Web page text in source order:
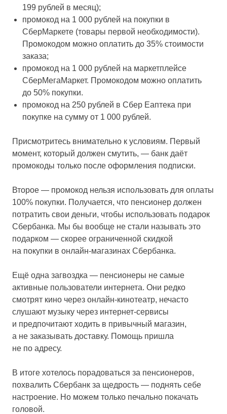
199 рублей в месяц);
промокод на 1 000 рублей на покупки в
СберМаркете (товары первой необходимости).
Промокодом можно оплатить до 35% стоимости
заказа;
промокод на 1 000 рублей на маркетплейсе
СберМегаМаркет. Промокодом можно оплатить
до 50% покупки.
промокод на 250 рублей в Сбер Еаптека при
покупке на сумму от 1 000 рублей.
Присмотритесь внимательно к условиям. Первый
момент, который должен смутить, — банк даёт
промокоды только после оформления подписки.
Второе — промокод нельзя использовать для оплаты
100% покупки. Получается, что пенсионер должен
потратить свои деньги, чтобы использовать подарок
Сбербанка. Мы бы вообще не стали называть это
подарком — скорее ограниченной скидкой
на покупки в онлайн-магазинах Сбербанка.
Ещё одна загвоздка — пенсионеры не самые
активные пользователи интернета. Они редко
смотрят кино через онлайн-кинотеатр, нечасто
слушают музыку через интернет-сервисы
и предпочитают ходить в привычный магазин,
а не заказывать доставку. Помощь пришла
не по адресу.
В итоге хотелось порадоваться за пенсионеров,
похвалить Сбербанк за щедрость — поднять себе
настроение. Но можем только печально покачать
головой.